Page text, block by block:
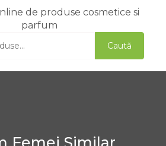
Caută
Femei Similar